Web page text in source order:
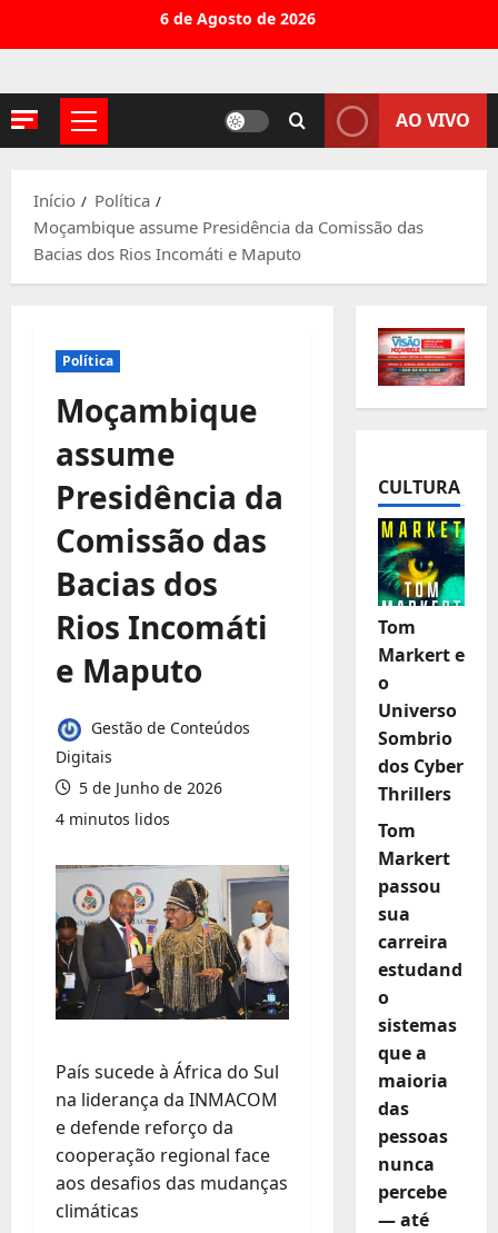
conteúdo
6 de Agosto de 2026
Menu
AO VIVO
Início
Política
Moçambique assume Presidência da Comissão das
Bacias dos Rios Incomáti e Maputo
Política
Moçambique
assume
Presidência da
Comissão das
Bacias dos
Rios Incomáti
e Maputo
Gestão de Conteúdos
Digitais
5 de Junho de 2026
4 minutos lidos
País sucede à África do Sul
na liderança da INMACOM
e defende reforço da
cooperação regional face
aos desafios das mudanças
climáticas
CULTURA
Tom
Markert e
o
Universo
Sombrio
dos Cyber
Thrillers
Tom
Markert
passou
sua
carreira
estudand
o
sistemas
que a
maioria
das
pessoas
nunca
percebe
— até